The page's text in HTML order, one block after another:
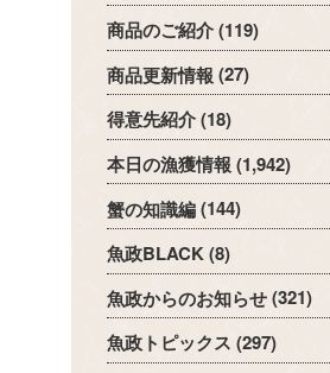
商品のご紹介(119)
商品更新情報 (27)
得意先紹介(18)
本日の漁獲情報 (1,942)
蟹の知識編(144)
魚政BLACK(8)
魚政からのお知らせ(321)
魚政トピックス (297)